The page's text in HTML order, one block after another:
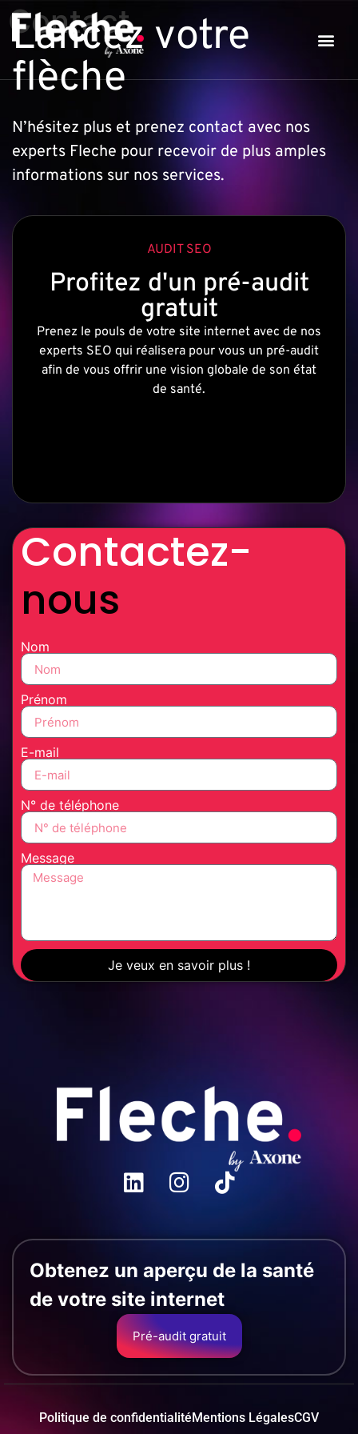
Contact
Contactez-
nous
Nom
Prénom
E-mail
N° de téléphone
Message
Je veux en savoir plus !
Lancez votre
flèche
N’hésitez plus et prenez contact avec nos
experts Fleche pour recevoir de plus amples
informations sur nos services.
AUDIT SEO
Profitez d'un pré-audit
gratuit
Prenez le pouls de votre site internet avec de nos
experts SEO qui réalisera pour vous un pré-audit
afin de vous offrir une vision globale de son état
de santé.
Obtenez un aperçu de la santé
de votre site internet
Pré-audit gratuit
Politique de confidentialitéMentions LégalesCGV